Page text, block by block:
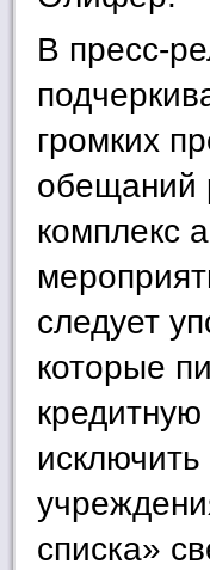
В пресс-
громких
обещаний
комплекс
следует
которые
списка»